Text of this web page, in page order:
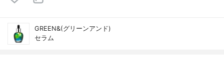
GREEN&(グリーンアンド)
セラム